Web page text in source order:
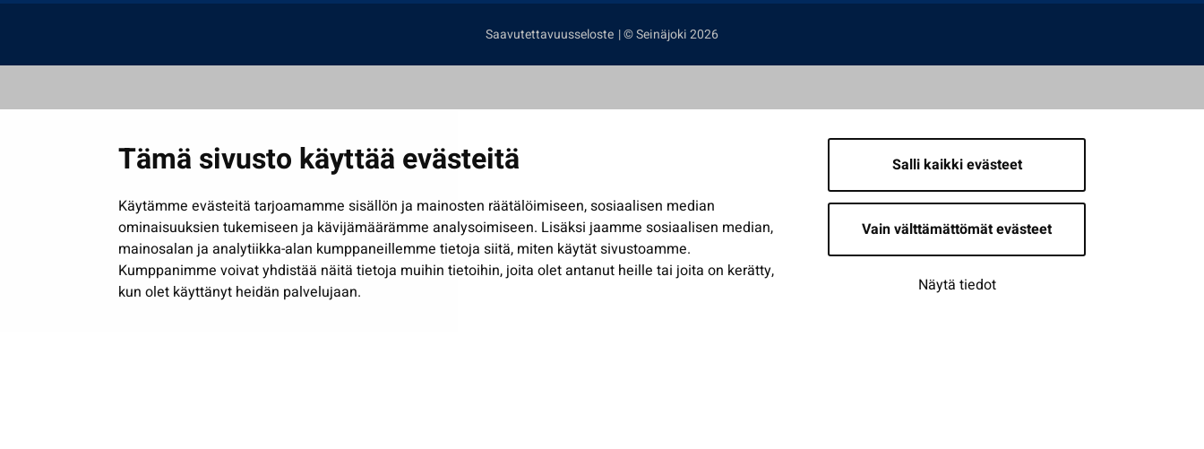
Tämä sivusto käyttää evästeitä
Käytämme evästeitä tarjoamamme sisällön ja mainosten räätälöimiseen, sosiaalisen median
ominaisuuksien tukemiseen ja kävijämäärämme analysoimiseen. Lisäksi jaamme sosiaalisen median,
mainosalan ja analytiikka-alan kumppaneillemme tietoja siitä, miten käytät sivustoamme.
Kumppanimme voivat yhdistää näitä tietoja muihin tietoihin, joita olet antanut heille tai joita on kerätty,
kun olet käyttänyt heidän palvelujaan.
Salli kaikki evästeet
Vain välttämättömät evästeet
Näytä tiedot
Saavutettavuusseloste | © Seinäjoki 2026